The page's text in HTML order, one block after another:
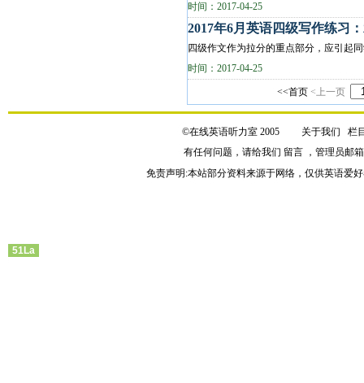
表达个人观点常用词汇 in my opimon在我
时间：2017-04-25
2017年6月英语四级写作练习
四级作文作为拉分的重点部分，应引起
acknowledge our mistakes actively? 参考范
时间：2017-04-25
<<首页 <上一页
©在线英语听力室 2005 关于我们
栏
有任何问题，请给我们 留言 ，管理员邮
免责声明:本站部分资料来源于网络，仅供英语爱
51La